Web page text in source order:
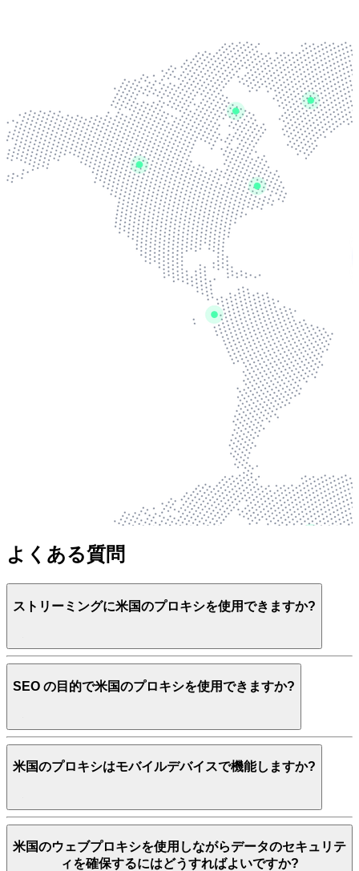
よくある質問
ストリーミングに米国のプロキシを使用できますか?
SEO の目的で米国のプロキシを使用できますか?
米国のプロキシはモバイルデバイスで機能しますか?
米国のウェブプロキシを使用しながらデータのセキュリテ
ィを確保するにはどうすればよいですか?